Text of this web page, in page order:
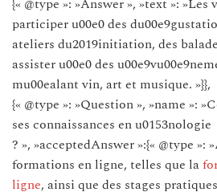
{« @type »: »Answer », »text »:
participer u00e0 des
ateliers du2019initiation, des
assister u00e0 des
mu00ealant vin, art et musique. »}},
{« @type »: »Question », »name »:
ses connaissances en u0153nologie
? », »acceptedAnswer »:{« @type »:
formations en ligne, telles que la
ligne, ainsi que des stages